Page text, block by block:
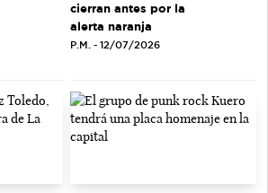
cierran antes por la
alerta naranja
P.M. - 12/07/2026